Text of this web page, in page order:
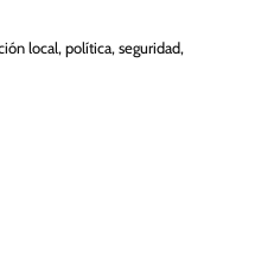
local, política, seguridad,